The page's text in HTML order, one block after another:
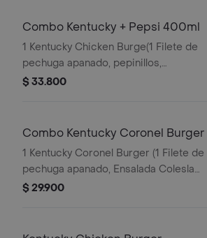
Combo Kentucky + Pepsi 400ml
1 Kentucky Chicken Burge(1 Filete de
pechuga apanado, pepinillos,
mayonesa premium y mantequilla) + 1
$ 33.800
Combo Kentucky Coronel Burger
1 Kentucky Coronel Burger (1 Filete de
pechuga apanado, Ensalada Coleslaw,
BBQ y mantequilla) + 1 Papa Pequeña
$ 29.900